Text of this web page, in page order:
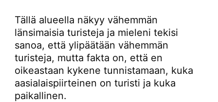
Tällä alueella näkyy vähemmän
länsimaisia turisteja ja mieleni tekisi
sanoa, että ylipäätään vähemmän
turisteja, mutta fakta on, että en
oikeastaan kykene tunnistamaan, kuka
aasialaispiirteinen on turisti ja kuka
paikallinen.